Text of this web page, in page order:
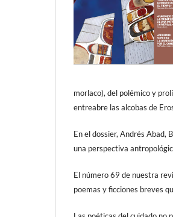
morlaco), del polémico y
entreabre las alcobas de
En el dossier, Andrés Abad,
una perspectiva
El número 69 de nuestra
poemas y ficciones breves